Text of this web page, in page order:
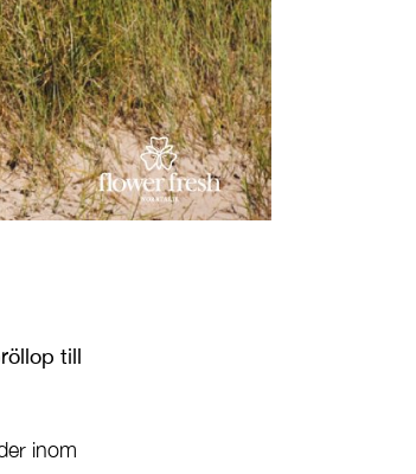
till
inom